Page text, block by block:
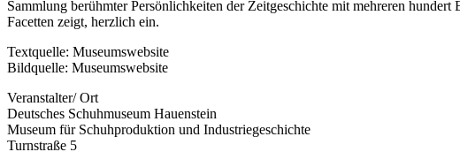
Sammlung berühmter Persönlichkeiten der Zeitgeschichte mit mehreren
Facetten zeigt, herzlich ein.
Textquelle: Museumswebsite
Bildquelle: Museumswebsite
Veranstalter/ Ort
Deutsches Schuhmuseum Hauenstein
Museum für Schuhproduktion und Industriegeschichte
Turnstraße 5